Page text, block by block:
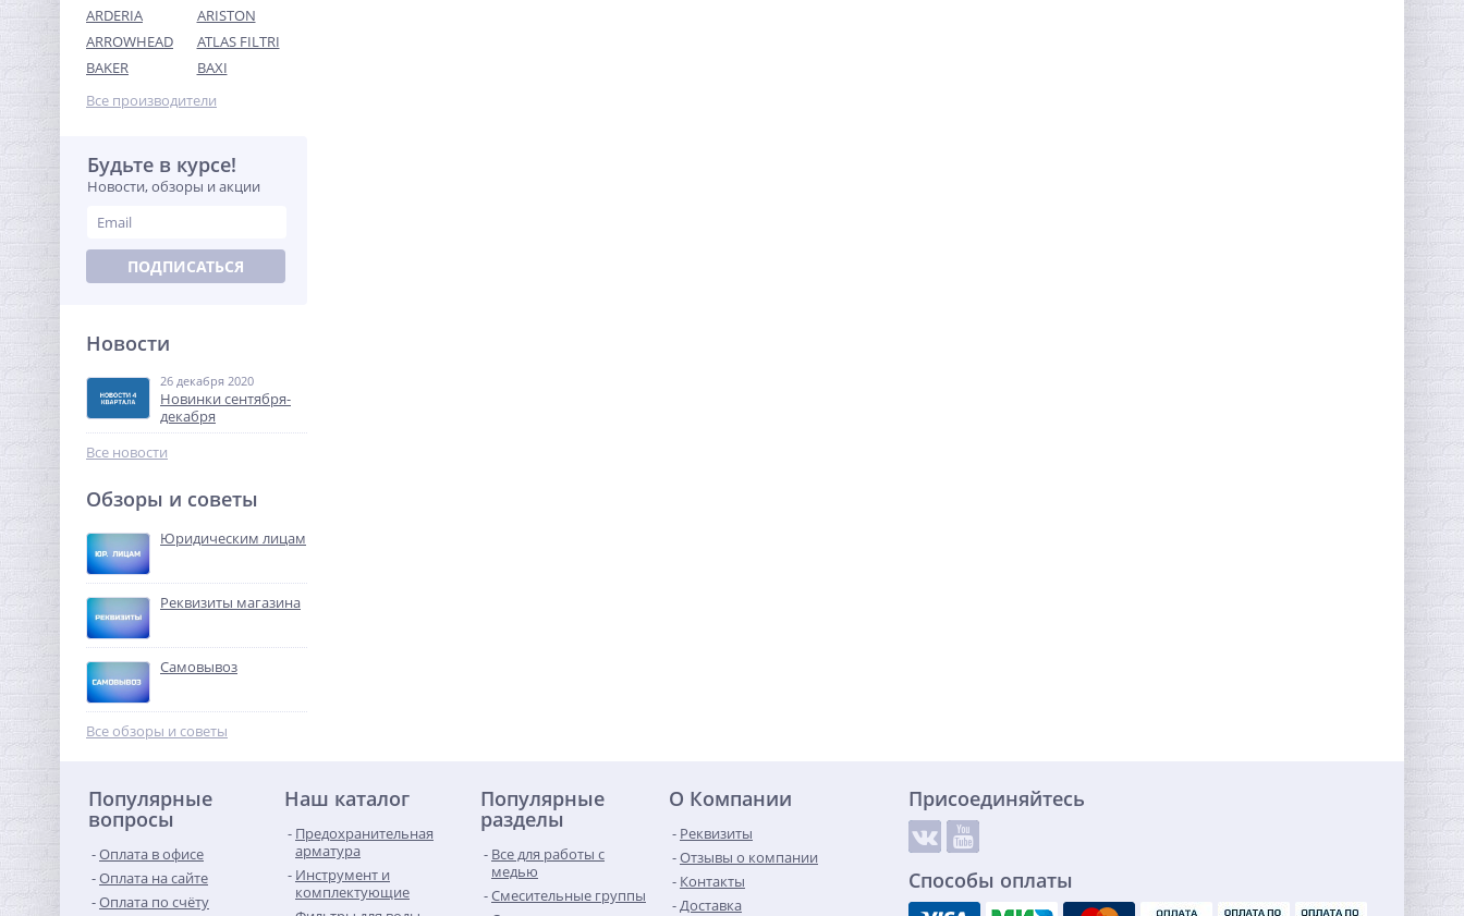
Ниппель резьбовой 3/4" x
3/4" (НР) никель UNI-FITT
145,60
Переходник резьбовой
3/4" x 1/2" ВН никель UNI-
FITT
180,16
Кран шаровый с
электроприводом
BugattiPro 220В 1"1/2
51 016,00 руб.
-68%
ARDERIA
ARISTON
ARROWHEAD
ATLAS FILTRI
BAKER
BAXI
Все производители
Будьте в курсе!
Новости, обзоры и акции
ПОДПИСАТЬСЯ
Новости
26 декабря 2020
Новинки сентября-
декабря
Все новости
Обзоры и советы
Юридическим лицам
Реквизиты магазина
Самовывоз
Все обзоры и советы
Популярные
вопросы
Оплата в офисе
Оплата на сайте
Оплата по счёту
Наш каталог
Предохранительная
арматура
Инструмент и
комплектующие
Популярные
разделы
Все для работы с
медью
Смесительные группы
О Компании
Реквизиты
Отзывы о компании
Контакты
Доставка
Присоединяйтесь
Способы оплаты